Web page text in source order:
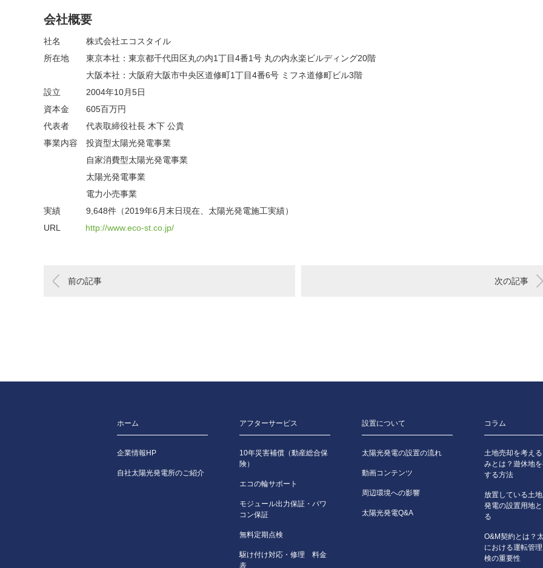
会社概要
社名 株式会社エコスタイル
所在地 東京本社：東京都千代田区丸の内1丁目4番1号 丸の内永楽ビルディング20階
大阪本社：大阪府大阪市中央区道修町1丁目4番6号 ミフネ道修町ビル3階
設立 2004年10月5日
資本金 605百万円
代表者 代表取締役社長 木下 公貴
事業内容 投資型太陽光発電事業
自家消費型太陽光発電事業
太陽光発電事業
電力小売事業
実績 9,648件（2019年6月末日現在、太陽光発電施工実績）
URL http://www.eco-st.co.jp/
前の記事 次の記事
ホーム
企業情報HP
自社太陽光発電所のご紹介
アフターサービス
10年災害補償（動産総合保
険）
エコの輪サポート
モジュール出力保証・パワ
コン保証
無料定期点検
駆け付け対応・修理 料金
表
設置について
太陽光発電の設置の流れ
動画コンテンツ
周辺環境への影響
太陽光発電Q&A
コラム
土地売却を考え
みとは？遊休地
する方法
放置している土
発電の設置用地
る
O&M契約とは？
における運転管
検の重要性